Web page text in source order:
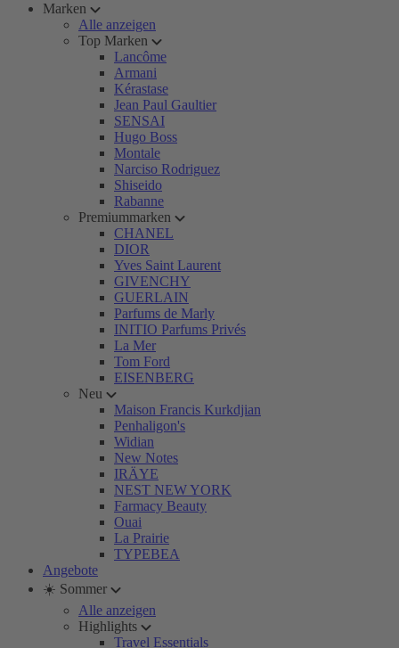
Marken
Alle anzeigen
Top Marken
Lancôme
Armani
Kérastase
Jean Paul Gaultier
SENSAI
Hugo Boss
Montale
Narciso Rodriguez
Shiseido
Rabanne
Premiummarken
CHANEL
DIOR
Yves Saint Laurent
GIVENCHY
GUERLAIN
Parfums de Marly
INITIO Parfums Privés
La Mer
Tom Ford
EISENBERG
Neu
Maison Francis Kurkdjian
Penhaligon's
Widian
New Notes
IRÄYE
NEST NEW YORK
Farmacy Beauty
Ouai
La Prairie
TYPEBEA
Angebote
☀️ Sommer
Alle anzeigen
Highlights
Travel Essentials